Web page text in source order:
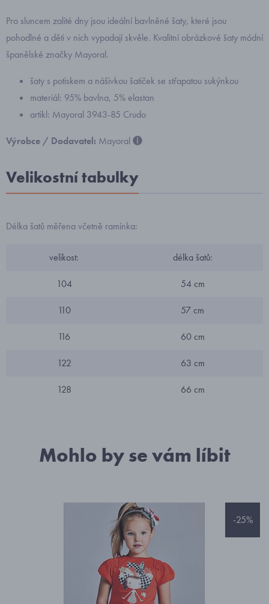
Pro sluncem zalité dny jsou ideální bavlněné šaty, které jsou
pohodlné a děti v nich vypadají skvěle. Kvalitní obrázkové šaty módní
španělské značky Mayoral.
šaty s potiskem a nášivkou šatiček se střapatou sukýnkou
materiál: 95% bavlna, 5% elastan
artikl: Mayoral 3943-85 Crudo
Výrobce / Dodavatel: Mayoral
Velikostní tabulky
Délka šatů měřena včetně ramínka:
velikost: délka šatů:
104 54 cm
110 57 cm
116 60 cm
122 63 cm
128 66 cm
Mohlo by se vám líbit
-25%